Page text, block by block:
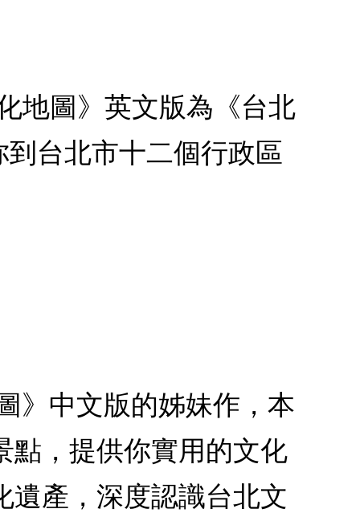
地圖》英文版為《台北
台北市十二個行政區
》中文版的姊妹作，本
點，提供你實用的文化
遺產，深度認識台北文